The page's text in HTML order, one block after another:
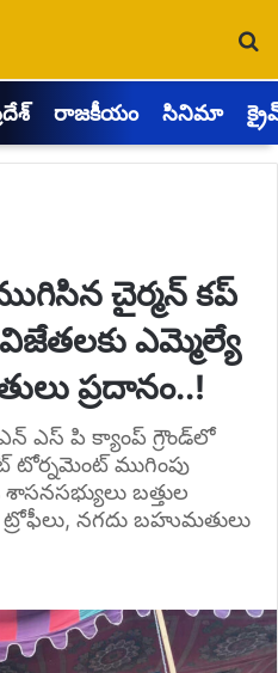
రాజకీయం సినిమా
చైర్మన్ కప్
ఎమ్మెల్యే
ప్రదానం..!
ఎస్ పి క్యాంప్ గ్రౌండ్‌లో
టోర్నమెంట్ ముగింపు
బత్తుల
ట్రోఫీలు, నగదు బహుమతులు